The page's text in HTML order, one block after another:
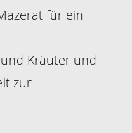
für ein
Kräuter und
zur